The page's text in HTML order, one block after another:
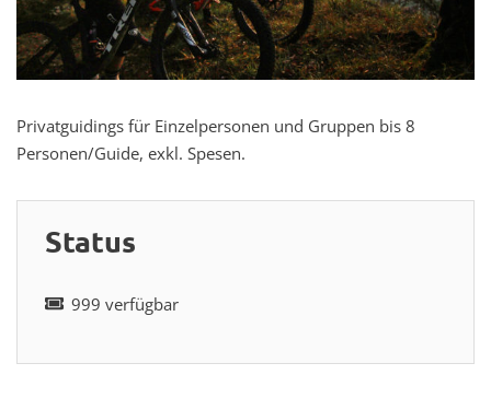
Privatguidings für Einzelpersonen und Gruppen bis 8
Personen/Guide, exkl. Spesen.
Status
999 verfügbar